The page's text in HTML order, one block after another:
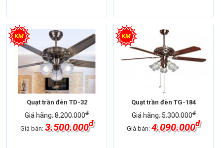
Quạt trần đèn TD-32
Giá hãng: 8.200.000đ
Giá bán: 3.500.000đ
Quạt trần đèn TG-184
Giá hãng: 5.300.000đ
Giá bán:4.090.000đ